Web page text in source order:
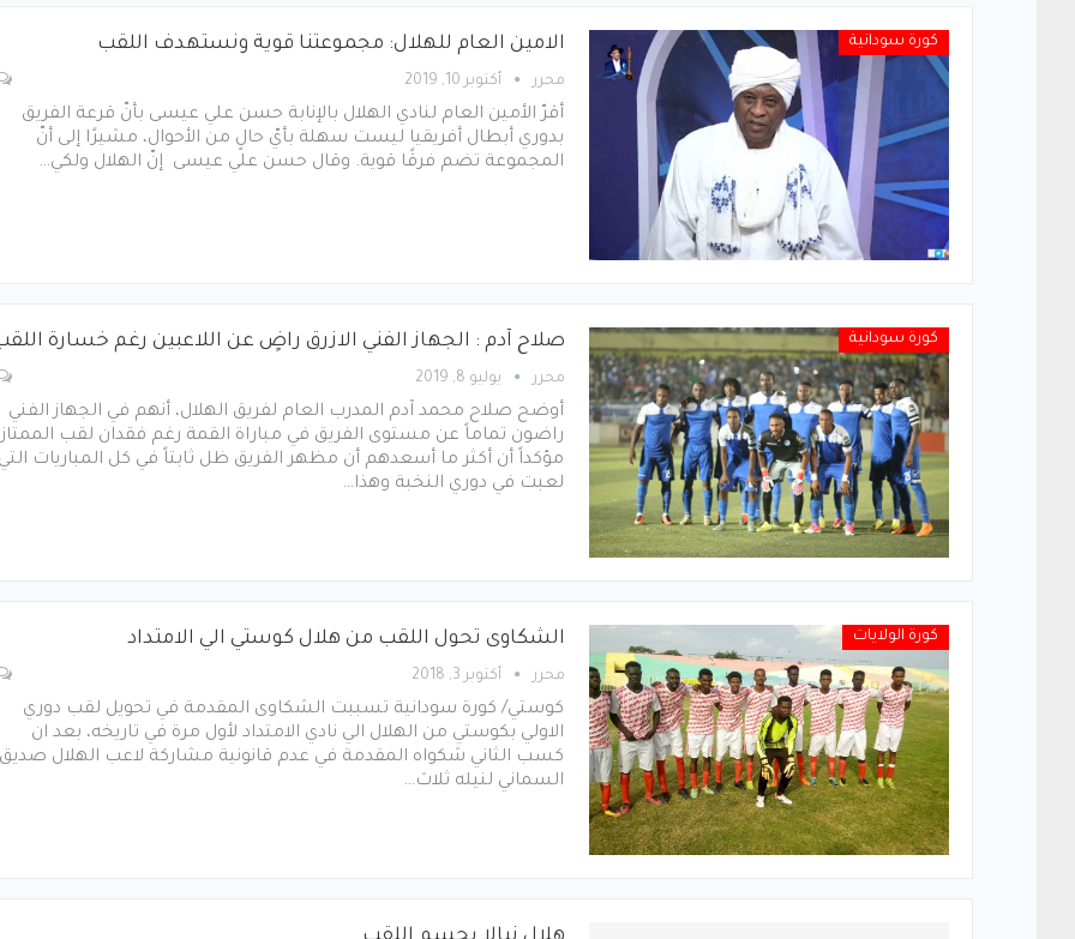
كورة سودانية الامين العام للهلال: مجموعتنا قوية ونستهدف اللقب
محرر أكتوبر 10, 2019
أقرّ الأمين العام لنادي الهلال بالإنابة حسن علي عيسى بأنّ قرعة الفريق
بدوري أبطال أفريقيا ليست سهلة بأيّ حالٍ من الأحوال، مشيرًا إلى أنّ
المجموعة تضم فرقًا قوية. وقال حسن علي عيسى إنّ الهلال ولكي…
كورة سودانية صلاح آدم : الجهاز الفني الازرق راضٍ عن اللاعبين رغم خسارة
محرر يوليو 8, 2019
أوضح صلاح محمد آدم المدرب العام لفريق الهلال، أنهم في الجهاز الفني
راضون تماماً عن مستوى الفريق في مباراة القمة رغم فقدان لقب
مؤكداً أن أكثر ما أسعدهم أن مظهر الفريق ظل ثابتاً في كل المباريات
لعبت في دوري النخبة وهذا…
كورة الولايات الشكاوى تحول اللقب من هلال كوستي الي الامتداد
محرر أكتوبر 3, 2018
كوستي/ كورة سودانية تسببت الشكاوى المقدمة في تحويل لقب دوري
الاولي بكوستي من الهلال الي نادي الامتداد لأول مرة في تاريخه، بعد ان
كسب الثاني شكواه المقدمة في عدم قانونية مشاركة لاعب الهلال صديق
السماني لنيله ثلاث…